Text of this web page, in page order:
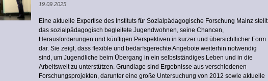
19.09.2025
Eine aktuelle Expertise des Instituts für Sozialpädagogische Forschung Mainz stellt
das sozialpädagogisch begleitete Jugendwohnen, seine Chancen,
Herausforderungen und künftigen Perspektiven in kurzer und übersichtlicher Form
dar. Sie zeigt, dass flexible und bedarfsgerechte Angebote weiterhin notwendig
sind, um Jugendliche beim Übergang in ein selbstständiges Leben und in die
Arbeitswelt zu unterstützen. Grundlage sind Ergebnisse aus verschiedenen
Forschungsprojekten, darunter eine große Untersuchung von 2012 sowie aktuelle